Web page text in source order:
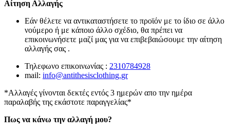
Αίτηση Αλλαγής
Εάν θέλετε να αντικαταστήσετε το προϊόν με το ίδιο σε άλλο
νούμερο ή με κάποιο άλλο σχέδιο, θα πρέπει να
επικοινωνήσετε μαζί μας για να επιβεβαιώσουμε την αίτηση
αλλαγής σας .
Τηλεφωνο επικοινωνίας : 2310784928
mail: info@antithesisclothing.gr
*Αλλαγές γίνονται δεκτές εντός 3 ημερών απο την ημέρα
παραλαβής της εκάστοτε παραγγελίας*
Πως να κάνω την αλλαγή μου?